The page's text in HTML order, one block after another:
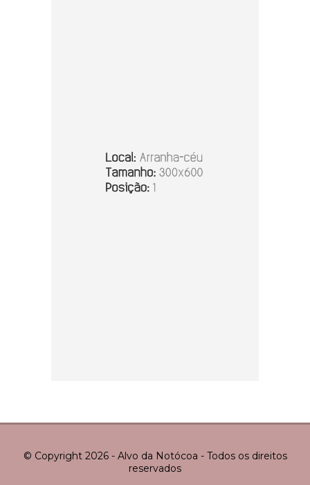
© Copyright 2026 - Alvo da Notócoa - Todos os direitos
reservados